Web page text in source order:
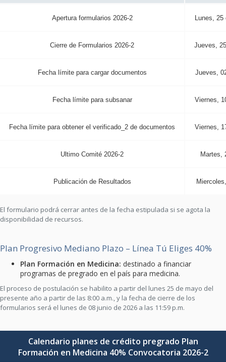
Apertura formularios 2026-2 Lunes, 25
Cierre de Formularios 2026-2 Jueves,
Fecha límite para cargar documentos Jueves,
Fecha límite para subsanar Viernes,
Fecha límite para obtener el verificado_2 de documentos Viernes,
Ultimo Comité 2026-2 Martes,
Publicación de Resultados
El formulario podrá cerrar antes de la fecha estipulada si se agota la
disponibilidad de recursos.
Plan Progresivo Mediano Plazo – Línea Tú Eliges 40%
Plan Formación en Medicina: destinado a financiar
programas de pregrado en el país para medicina.
El proceso de postulación se habilito a partir del lunes 25 de mayo del
presente año a partir de las 8:00 a.m., y la fecha de cierre de los
formularios será el lunes de 08 junio de 2026 a las 11:59 p.m.
Calendario planes de crédito pregrado Plan
Formación en Medicina 40% Convocatoria 2026-2